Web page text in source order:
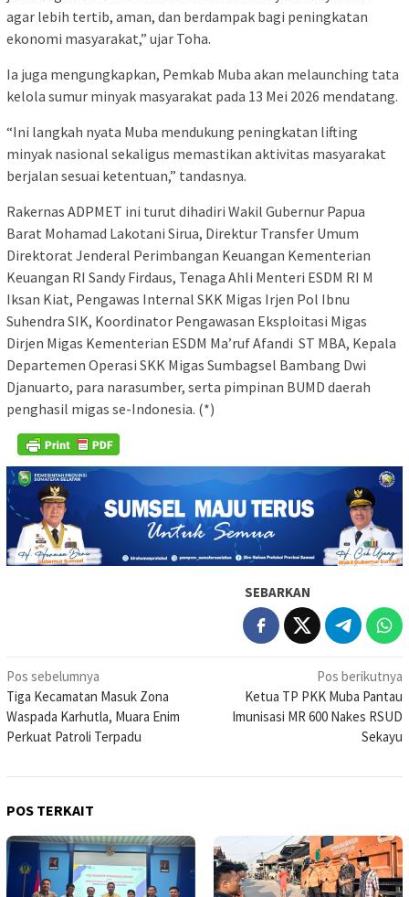
agar lebih tertib, aman, dan berdampak bagi peningkatan
ekonomi masyarakat,” ujar Toha.
Ia juga mengungkapkan, Pemkab Muba akan melaunching tata
kelola sumur minyak masyarakat pada 13 Mei 2026 mendatang.
“Ini langkah nyata Muba mendukung peningkatan lifting
minyak nasional sekaligus memastikan aktivitas masyarakat
berjalan sesuai ketentuan,” tandasnya.
Rakernas ADPMET ini turut dihadiri Wakil Gubernur Papua
Barat Mohamad Lakotani Sirua, Direktur Transfer Umum
Direktorat Jenderal Perimbangan Keuangan Kementerian
Keuangan RI Sandy Firdaus, Tenaga Ahli Menteri ESDM RI M
Iksan Kiat, Pengawas Internal SKK Migas Irjen Pol Ibnu
Suhendra SIK, Koordinator Pengawasan Eksploitasi Migas
Dirjen Migas Kementerian ESDM Ma’ruf Afandi ST MBA, Kepala
Departemen Operasi SKK Migas Sumbagsel Bambang Dwi
Djanuarto, para narasumber, serta pimpinan BUMD daerah
penghasil migas se-Indonesia. (*)
SEBARKAN
Navigasi
pos
Pos sebelumnya
Tiga Kecamatan Masuk Zona
Waspada Karhutla, Muara Enim
Perkuat Patroli Terpadu
Pos berikutnya
Ketua TP PKK Muba Pantau
Imunisasi MR 600 Nakes RSUD
Sekayu
POS TERKAIT